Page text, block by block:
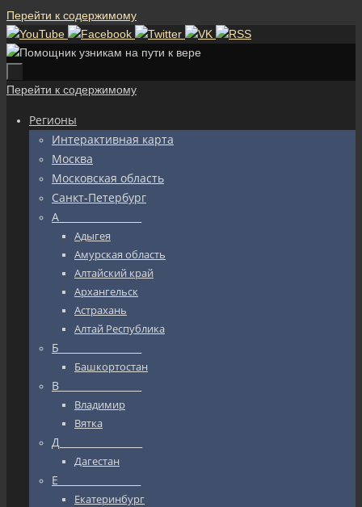
Перейти к содержимому
Перейти к содержимому
Регионы
Интерактивная карта
Москва
Московская область
Санкт-Петербург
А_________________
Адыгея
Амурская область
Алтайский край
Архангельск
Астрахань
Алтай Республика
Б_________________
Башкортостан
В_________________
Владимир
Вятка
Д_________________
Дагестан
Е_________________
Екатеринбург